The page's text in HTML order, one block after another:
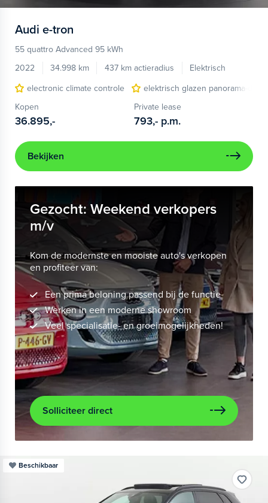
Audi e-tron
55 quattro Advanced 95 kWh
2022
34.998 km 437 km actieradius
Elektrisch
electronic climate controle
elektrisch glazen panorama-dak
Kopen
36.895,-
Private lease
793,- p.m.
Bekijken
Gezocht: Weekend verkopers
m/v
Kom de modernste en mooiste auto's verkopen
en profiteer van:
Een prima beloning passend bij de functie
Werken in een moderne showroom
Veel specialisatie- en groeimogelijkheden!
Solliciteer direct
Beschikbaar